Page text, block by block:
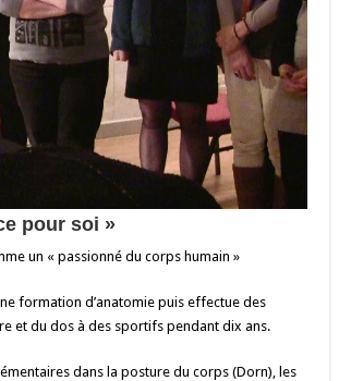
pour soi »
un « passionné du corps humain »
formation d’anatomie puis effectue des
et du dos à des sportifs pendant dix ans.
dans la posture du corps (Dorn), les